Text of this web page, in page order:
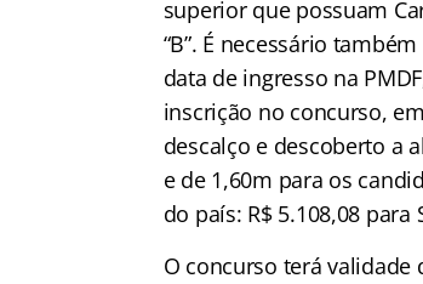
superior que possuam
“B”. É necessário
data de ingresso na
inscrição no concurso,
descalço e descoberto a
e de 1,60m para os
do país: R$ 5.108,08 para
O concurso terá